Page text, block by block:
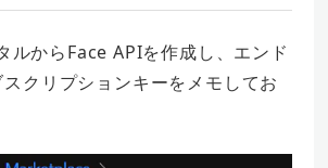
ルからFace APIを作成し、エンド
クリプションキーをメモしてお